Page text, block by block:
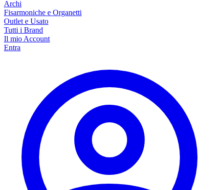
Archi
Fisarmoniche e Organetti
Outlet e Usato
Tutti i Brand
Il mio Account
Entra